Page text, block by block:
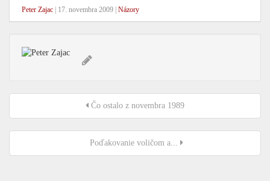
Peter Zajac 17. novembra 2009 Názory
Čo ostalo z novembra 1989
Poďakovanie voličom a...